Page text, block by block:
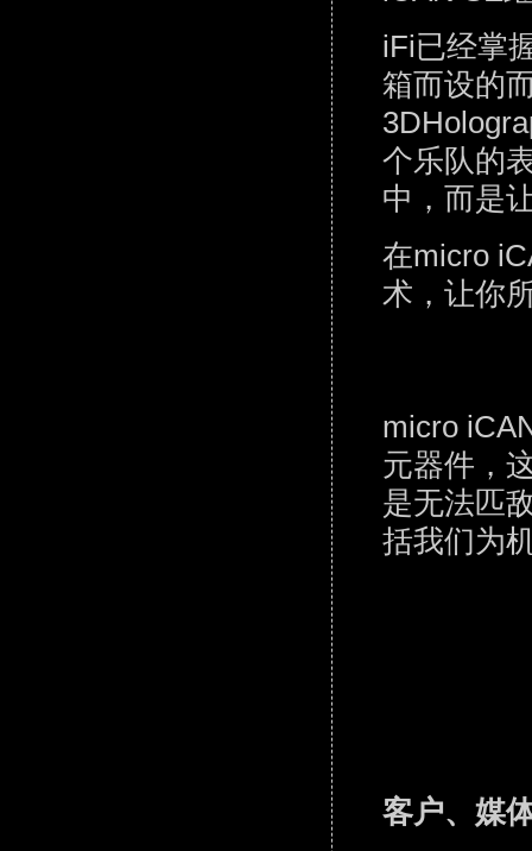
iFi已经掌
箱而设的
个乐队的
中，而是
在micro
术，让你
micro
元器件，
是无法匹
括我们为
客户、媒